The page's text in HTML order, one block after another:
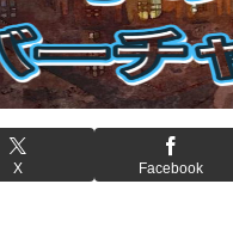
X Facebook